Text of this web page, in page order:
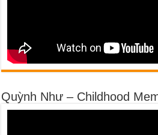
Quỳnh Như – Childhood